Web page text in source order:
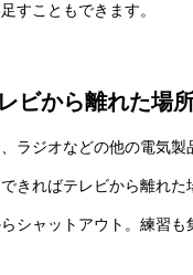
すこともできます。
ビから離れた場
ラジオなどの他の電気
きればテレビから離れ
シャットアウト。練習